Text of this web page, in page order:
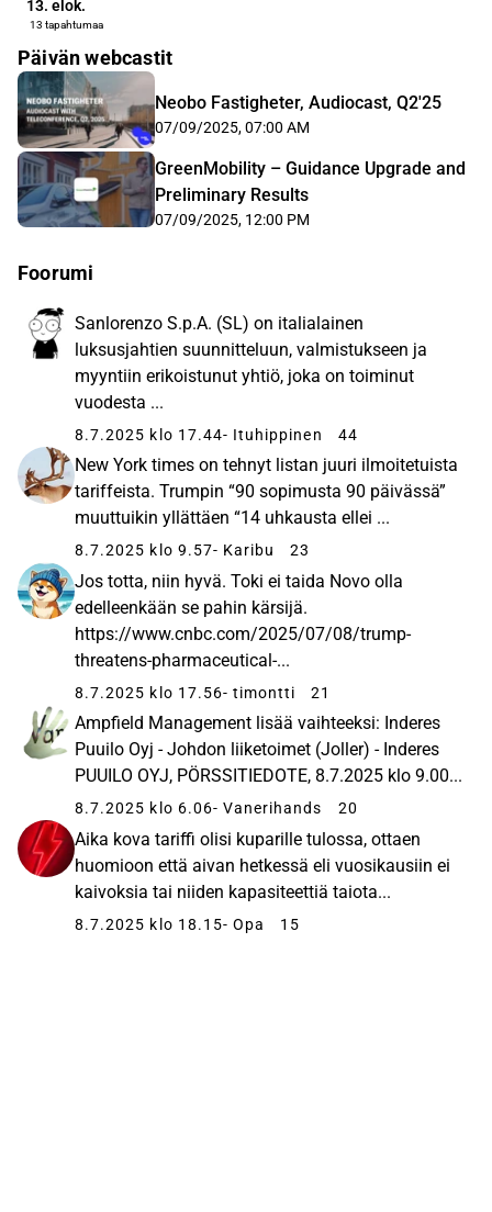
13. elok.
13 tapahtumaa
Päivän webcastit
Neobo Fastigheter, Audiocast, Q2'25
07/09/2025, 07:00 AM
GreenMobility – Guidance Upgrade and
Preliminary Results
07/09/2025, 12:00 PM
Foorumi
Sanlorenzo S.p.A. (SL) on italialainen
luksusjahtien suunnitteluun, valmistukseen ja
myyntiin erikoistunut yhtiö, joka on toiminut
vuodesta ...
8.7.2025 klo 17.44- Ituhippinen 44
New York times on tehnyt listan juuri ilmoitetuista
tariffeista. Trumpin “90 sopimusta 90 päivässä”
muuttuikin yllättäen “14 uhkausta ellei ...
8.7.2025 klo 9.57- Karibu 23
Jos totta, niin hyvä. Toki ei taida Novo olla
edelleenkään se pahin kärsijä.
https://www.cnbc.com/2025/07/08/trump-
threatens-pharmaceutical-...
8.7.2025 klo 17.56- timontti 21
Ampfield Management lisää vaihteeksi: Inderes
Puuilo Oyj - Johdon liiketoimet (Joller) - Inderes
PUUILO OYJ, PÖRSSITIEDOTE, 8.7.2025 klo 9.00...
8.7.2025 klo 6.06- Vanerihands 20
Aika kova tariffi olisi kuparille tulossa, ottaen
huomioon että aivan hetkessä eli vuosikausiin ei
kaivoksia tai niiden kapasiteettiä taiota...
8.7.2025 klo 18.15- Opa 15